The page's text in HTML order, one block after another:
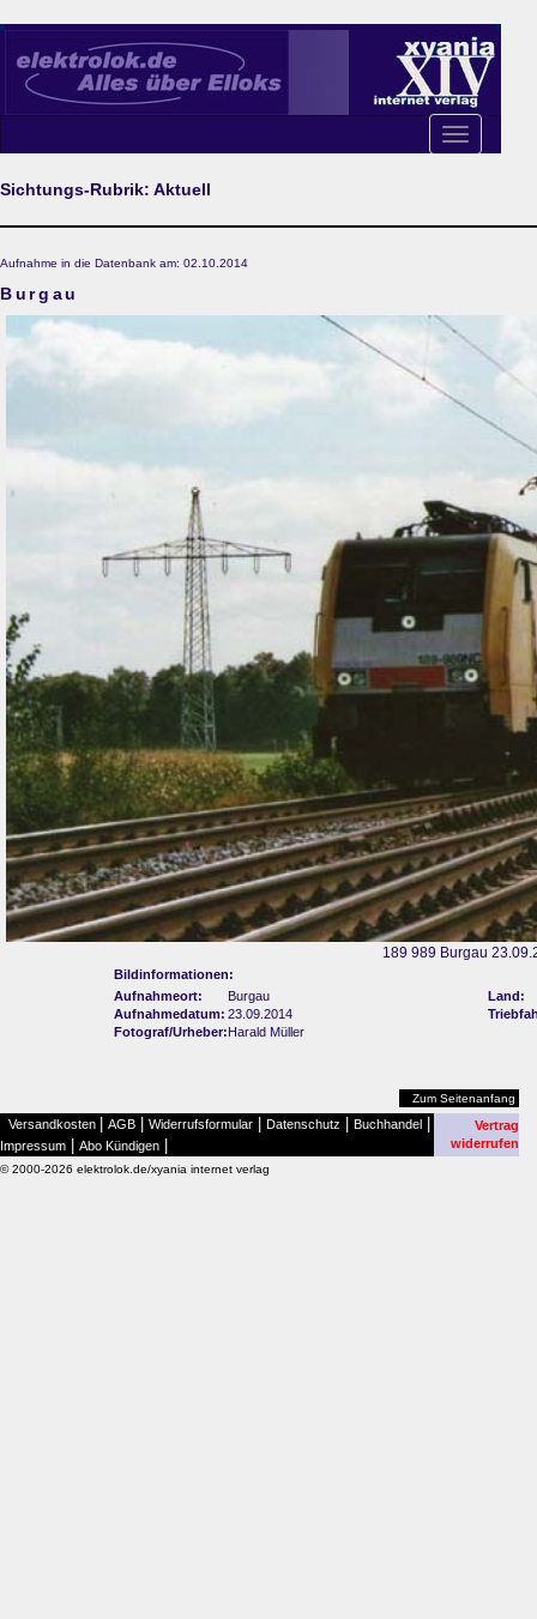
Toggle
navigation
Sichtungs-Rubrik: Aktuell
Aufnahme in die Datenbank am: 02.10.2014
Burgau
189 989 Burgau
Bildinformationen:
Aufnahmeort:
Burgau
Land:
Aufnahmedatum: 23.09.2014
Fotograf/Urheber:Harald Müller
Zum Seitenanfang
Versandkosten AGB Widerrufsformular Datenschutz Buchhandel
Impressum Abo Kündigen
Vertrag
widerrufen
© 2000-2026 elektrolok.de/xyania internet verlag